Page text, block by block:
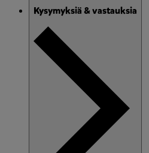
Kysymyksiä & vastauksia